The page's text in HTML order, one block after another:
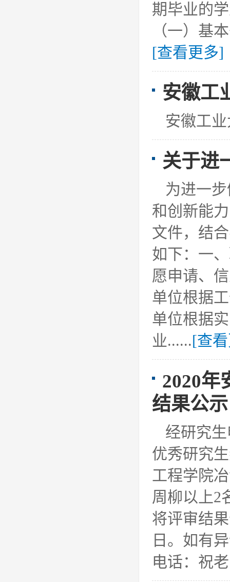
期毕业的
（一）基
[查看更多]
安徽工
安徽工
关于进
为进一
和创新能
文件，结
如下：一
愿申请、
单位根据
单位根据
业......[查
2020年
结果公示
经研究
优秀研究
工程学院
周柳以上2
将评审结
日。如有
电话：